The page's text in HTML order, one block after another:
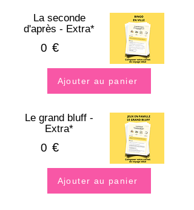
La seconde
d'après - Extra*
0 €
Ajouter au panier
Le grand bluff -
Extra*
0 €
Ajouter au panier